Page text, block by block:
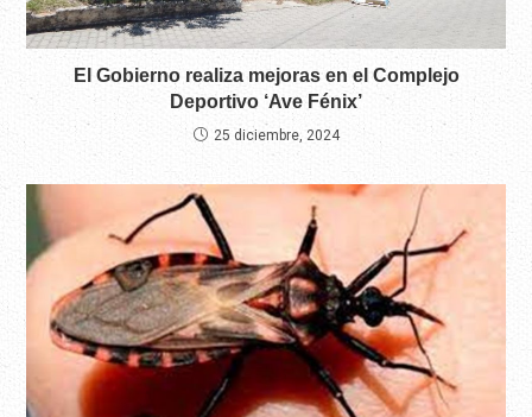
El Gobierno realiza mejoras en el Complejo
Deportivo ‘Ave Fénix’
25 diciembre, 2024